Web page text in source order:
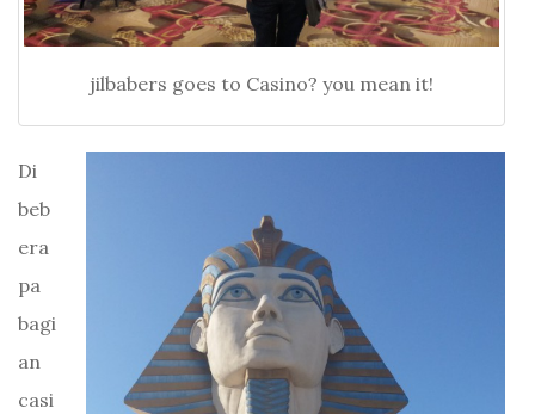
jilbabers goes to Casino? you mean it!
Di
beb
era
pa
bagi
an
casi